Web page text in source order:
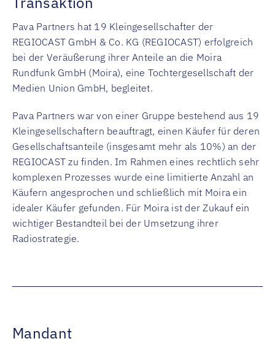
Pava Partners hat 19 Kleingesellschafter der
REGIOCAST GmbH & Co. KG (REGIOCAST) erfolgreich
bei der Veräußerung ihrer Anteile an die Moira
Rundfunk GmbH (Moira), eine Tochtergesellschaft der
Medien Union GmbH, begleitet.
Pava Partners war von einer Gruppe bestehend aus 19
Kleingesellschaftern beauftragt, einen Käufer für deren
Gesellschaftsanteile (insgesamt mehr als 10%) an der
REGIOCAST zu finden. Im Rahmen eines rechtlich sehr
komplexen Prozesses wurde eine limitierte Anzahl an
Käufern angesprochen und schließlich mit Moira ein
idealer Käufer gefunden. Für Moira ist der Zukauf ein
wichtiger Bestandteil bei der Umsetzung ihrer
Radiostrategie.
Mandant